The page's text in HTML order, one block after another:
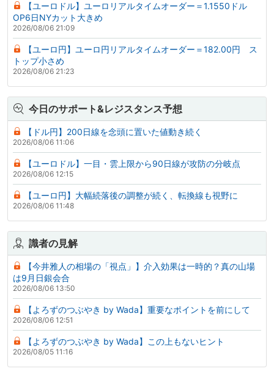
【ユーロドル】ユーロリアルタイムオーダー＝1.1550ドル
OP6日NYカット大きめ
2026/08/06 21:09
【ユーロ円】ユーロ円リアルタイムオーダー＝182.00円 ス
トップ小さめ
2026/08/06 21:23
今日のサポート&レジスタンス予想
【ドル円】200日線を念頭に置いた値動き続く
2026/08/06 11:06
【ユーロドル】一目・雲上限から90日線が攻防の分岐点
2026/08/06 12:15
【ユーロ円】大幅続落後の調整が続く、転換線も視野に
2026/08/06 11:48
識者の見解
【今井雅人の相場の「視点」】介入効果は一時的？真の山場
は9月日銀会合
2026/08/06 13:50
【よろずのつぶやき by Wada】重要なポイントを前にして
2026/08/06 12:51
【よろずのつぶやき by Wada】この上もないヒント
2026/08/05 11:16